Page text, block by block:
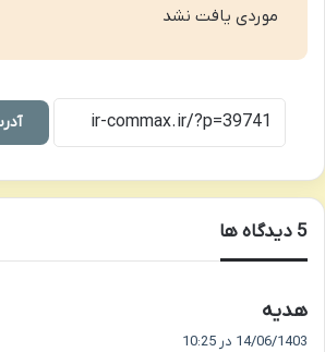
موردی یافت نشد
‫5 دیدگاه ها
هدیه
ف
14/06/1403 در 10:25